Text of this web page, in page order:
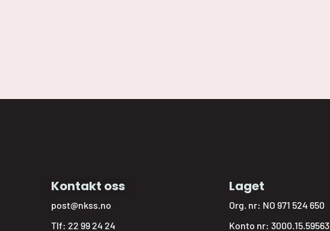
Kontakt oss
post@nkss.no
Tlf:22 99 24 24
Laget
Org. nr: NO 971 524 650
Konto nr: 3000.15.59563